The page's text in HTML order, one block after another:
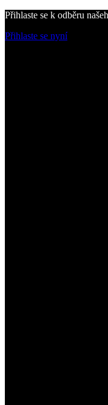
Přihlaste se k odběru
Přihlaste se nyní